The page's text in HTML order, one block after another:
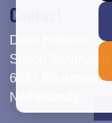
Contact
Deko Holland
Simon Stevinweg
6827 BS Arnhem
Netherlands